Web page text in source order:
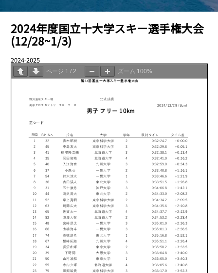
2024年度国立十大学スキー選手権大会
(12/28~1/3)
2024-2025
ページ 1 / 2 ズーム 100%